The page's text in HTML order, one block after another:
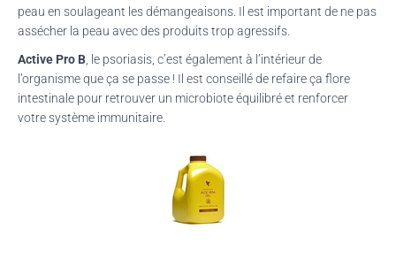
peau en soulageant les démangeaisons. Il est important de ne pas
assécher la peau avec des produits trop agressifs.
Active Pro B , le psoriasis, c’est également à l’intérieur de
l’organisme que ça se passe ! Il est conseillé de refaire ça flore
intestinale pour retrouver un microbiote équilibré et renforcer
votre système immunitaire.